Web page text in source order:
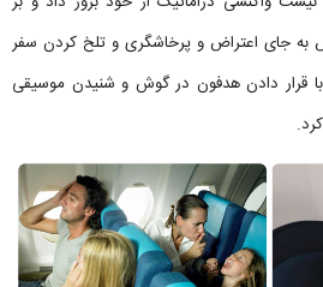
به جای اعتراض و پرخاشگری و تلخ کردن سفر
قرار دادن هدفون در گوش و شنیدن موسیقی